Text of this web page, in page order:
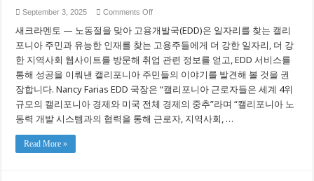
September 3, 2025 Comments Offon
동
절
을
맞
아
리
포
니
아
새크라멘토 — 노동절을 맞아 고용개발국(EDD)은 일자리를 찾는 캘리
포니아 주민과 유능한 인재를 찾는 고용주들에게 더 강한 일자리, 더 강
한 지역사회 웹사이트를 방문해 취업 관련 정보를 얻고, EDD 서비스를
통해 성공을 이뤄낸 캘리포니아 주민들의 이야기를 발견해 볼 것을 권
장합니다. Nancy Farias EDD 국장은 “캘리포니아 근로자들은 세계 4위
규모의 캘리포니아 경제와 미국 전체 경제의 중추”라며 “캘리포니아 노
동력 개발 시스템과의 협력을 통해 근로자, 지역사회, …
Read More »